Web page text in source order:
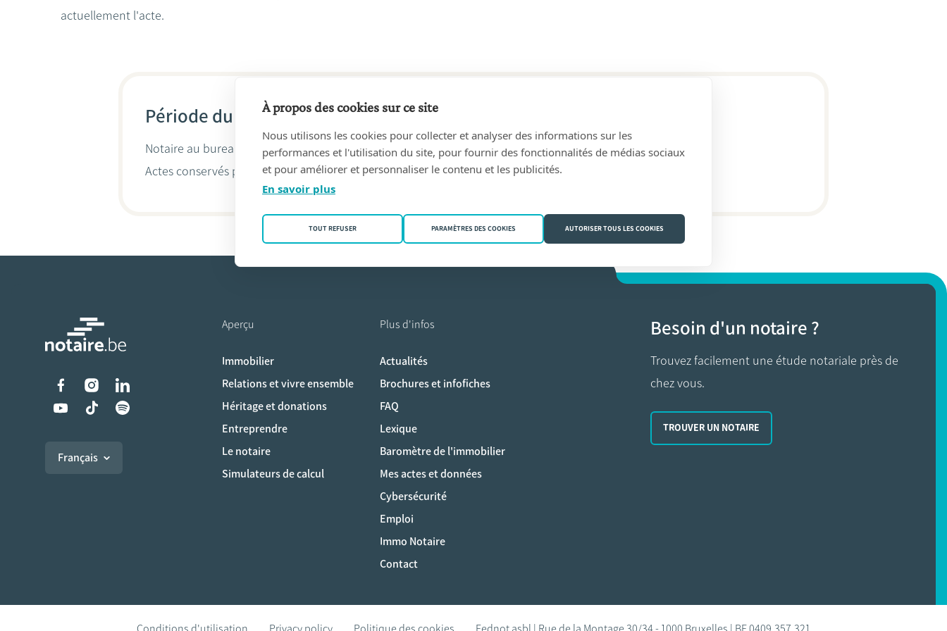
actuellement l'acte.
Période du 02/05/2019 au aujourd'hui
Notaire au bureau Hilde Verholen & Gerrit Lybaert, geassocieerde notarissen(2830 Willebroek)
Actes conservés par
Hilde Verholen
Liens vers les réseaux sociaux
Français
Aperçu
Immobilier
Relations et vivre ensemble
Héritage et donations
Entreprendre
Le notaire
Simulateurs de calcul
Plus d'infos
Actualités
Brochures et infofiches
FAQ
Lexique
Baromètre de l'immobilier
Mes actes et données
Cybersécurité
Emploi
Immo Notaire
Contact
Besoin d'un notaire ?
Trouvez facilement une étude notariale près de
chez vous.
TROUVER UN NOTAIRE
À propos des cookies sur ce site
Nous utilisons les cookies pour collecter et analyser des informations sur les
performances et l'utilisation du site, pour fournir des fonctionnalités de médias sociaux
et pour améliorer et personnaliser le contenu et les publicités.
En savoir plus
TOUT REFUSER PARAMÈTRES DES COOKIES AUTORISER TOUS LES COOKIES